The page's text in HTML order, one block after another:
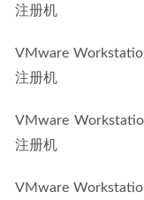
注册机
VMware
注册机
VMware
注册机
VMware